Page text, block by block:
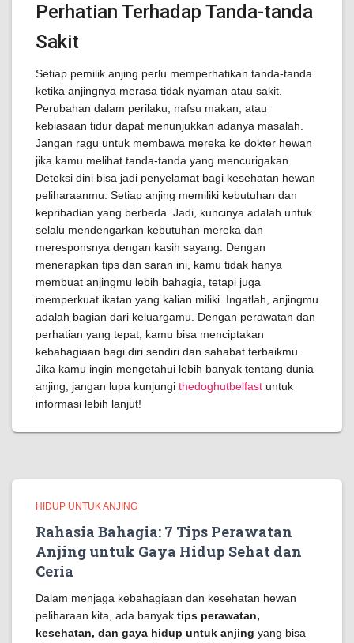
Perhatian Terhadap Tanda-tanda
Sakit
Setiap pemilik anjing perlu memperhatikan tanda-tanda
ketika anjingnya merasa tidak nyaman atau sakit.
Perubahan dalam perilaku, nafsu makan, atau
kebiasaan tidur dapat menunjukkan adanya masalah.
Jangan ragu untuk membawa mereka ke dokter hewan
jika kamu melihat tanda-tanda yang mencurigakan.
Deteksi dini bisa jadi penyelamat bagi kesehatan hewan
peliharaanmu. Setiap anjing memiliki kebutuhan dan
kepribadian yang berbeda. Jadi, kuncinya adalah untuk
selalu mendengarkan kebutuhan mereka dan
meresponsnya dengan kasih sayang. Dengan
menerapkan tips dan saran ini, kamu tidak hanya
membuat anjingmu lebih bahagia, tetapi juga
memperkuat ikatan yang kalian miliki. Ingatlah, anjingmu
adalah bagian dari keluargamu. Dengan perawatan dan
perhatian yang tepat, kamu bisa menciptakan
kebahagiaan bagi diri sendiri dan sahabat terbaikmu.
Jika kamu ingin mengetahui lebih banyak tentang dunia
anjing, jangan lupa kunjungi thedoghutbelfast untuk
informasi lebih lanjut!
HIDUP UNTUK ANJING
Rahasia Bahagia: 7 Tips Perawatan
Anjing untuk Gaya Hidup Sehat dan
Ceria
Dalam menjaga kebahagiaan dan kesehatan hewan
peliharaan kita, ada banyak tips perawatan,
kesehatan, dan gaya hidup untuk anjing yang bisa